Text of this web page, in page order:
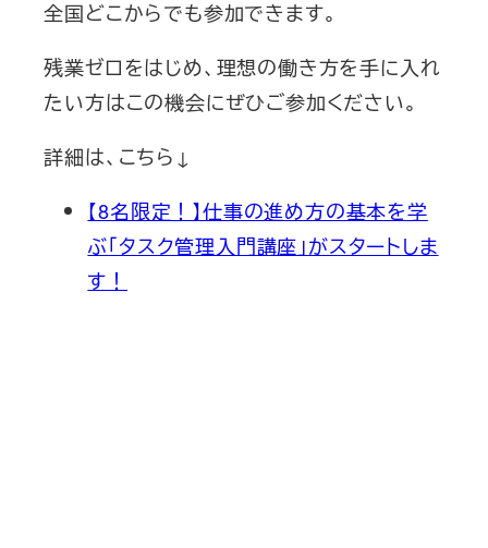
全国どこからでも参加できます。
残業ゼロをはじめ、理想の働き方を手に入れ
たい方はこの機会にぜひご参加ください。
詳細は、こちら↓
【8名限定！】仕事の進め方の基本を学
ぶ「タスク管理入門講座」がスタートしま
す！